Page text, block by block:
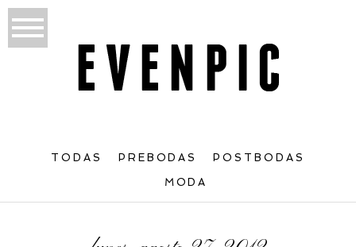
TODAS PREBODAS POSTBODAS
MODA